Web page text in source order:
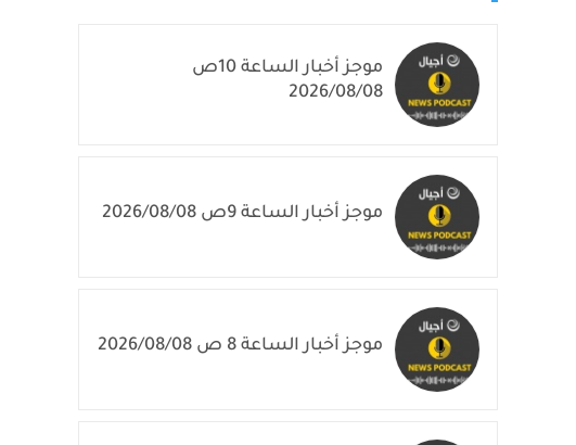
موجز أخبار الساعة 10ص
2026/08/08
موجز أخبار الساعة 9ص 2026/08/08
موجز أخبار الساعة 8 ص 2026/08/08